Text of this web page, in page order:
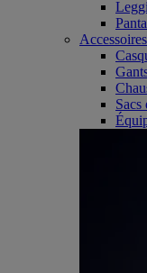
Accessoires
Sacs